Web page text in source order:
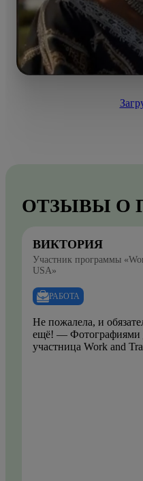
ОТЗЫВЫ О
ВИКТОРИЯ
Участник программы
USA»
РАБОТА
Не пожалела, и
ещё! — Фотографиями
участница Work and